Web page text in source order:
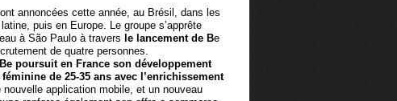
annoncées cette année, au Brésil, dans les
puis en Europe. Le groupe s’apprête
à São Paulo à travers le lancement de Be
de quatre personnes.
poursuit en France son développement
de 25-35 ans avec l’enrichissement
nouvelle application mobile, et un nouveau